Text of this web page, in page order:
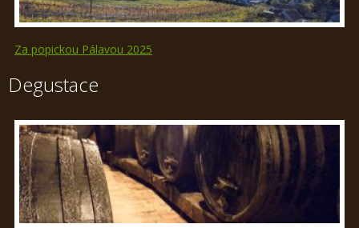
Za popickou Pálavou 2025
Degustace